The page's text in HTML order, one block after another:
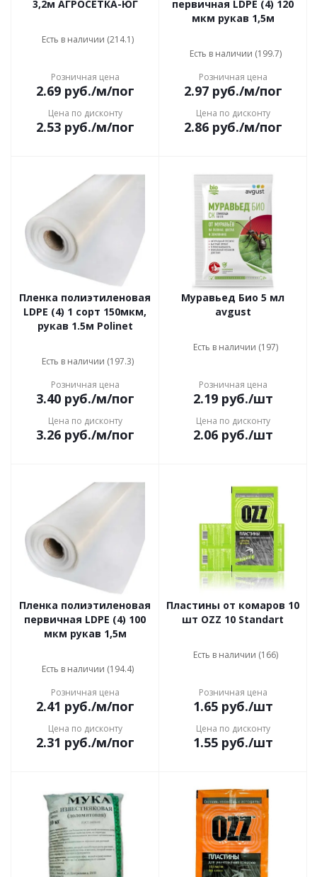
3,2м АГРОСЕТКА-ЮГ
Есть в наличии (214.1)
Розничная цена
2.69руб./м/пог
Цена по дисконту
2.53руб./м/пог
первичная LDPE (4) 120
мкм рукав 1,5м
Есть в наличии (199.7)
Розничная цена
2.97руб./м/пог
Цена по дисконту
2.86руб./м/пог
Пленка полиэтиленовая
LDPE (4) 1 сорт 150мкм,
рукав 1.5м Polinet
Есть в наличии (197.3)
Розничная цена
3.40руб./м/пог
Цена по дисконту
3.26руб./м/пог
Муравьед Био 5 мл
avgust
Есть в наличии (197)
Розничная цена
2.19руб./шт
Цена по дисконту
2.06руб./шт
Пленка полиэтиленовая
первичная LDPE (4) 100
мкм рукав 1,5м
Есть в наличии (194.4)
Розничная цена
2.41 руб./м/пог
Цена по дисконту
2.31 руб./м/пог
Пластины от комаров 10
шт OZZ 10 Standart
Есть в наличии (166)
Розничная цена
1.65руб./шт
Цена по дисконту
1.55руб./шт